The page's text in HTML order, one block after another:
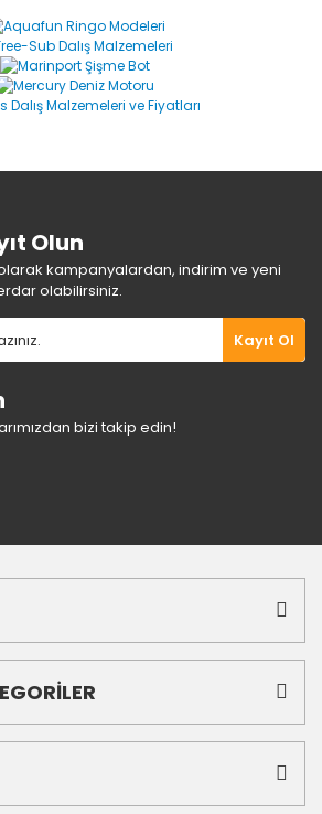
Yorum Yaz
bozuk veya görüntülenemiyor.
eksik bilgiler bulunuyor.
hatalar bulunuyor.
Olun
kampanyalardan, indirim ve yeni
olabilirsiniz.
Kayıt Ol
bizi takip edin!